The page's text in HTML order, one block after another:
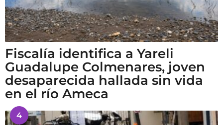
Fiscalía identifica a Yareli
Guadalupe Colmenares, joven
desaparecida hallada sin vida
en el río Ameca
4